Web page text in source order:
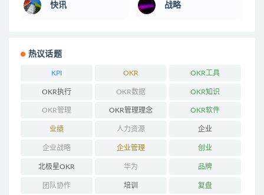
快讯 战略
热议话题
KPI OKR OKR工具
OKR执行 OKR数据 OKR知识
OKR管理 OKR管理理念 OKR软件
业绩 人力资源 企业
企业战略 企业管理 创业
北极星OKR 华为 品牌
团队协作 培训 复盘